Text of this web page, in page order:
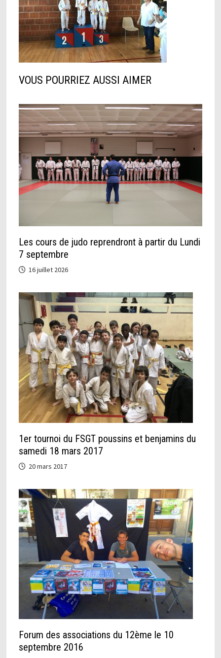
VOUS POURRIEZ AUSSI AIMER
Les cours de judo reprendront à partir du Lundi
7 septembre
16 juillet 2026
1er tournoi du FSGT poussins et benjamins du
samedi 18 mars 2017
20 mars 2017
Forum des associations du 12ème le 10
septembre 2016